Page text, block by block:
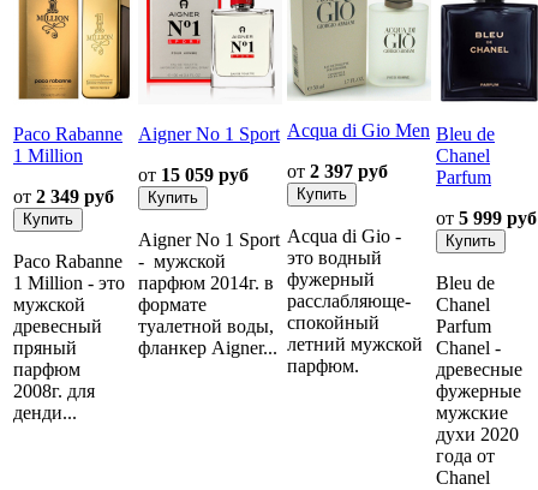
Paco Rabanne
1 Million
от 2 349 руб
Paco Rabanne
1 Million - это
мужской
древесный
пряный
парфюм
2008г. для
денди...
Aigner No 1 Sport
от 15 059 руб
Aigner No 1 Sport
- мужской
парфюм 2014г. в
формате
туалетной воды,
фланкер Aigner...
Acqua di Gio Men
от 2 397 руб
Acqua di Gio -
это водный
фужерный
расслабляюще-
спокойный
летний мужской
парфюм.
Bleu de
Chanel
Parfum
от 5 999 руб
Bleu de
Chanel
Parfum
Chanel -
древесные
фужерные
мужские
духи 2020
года от
Chanel